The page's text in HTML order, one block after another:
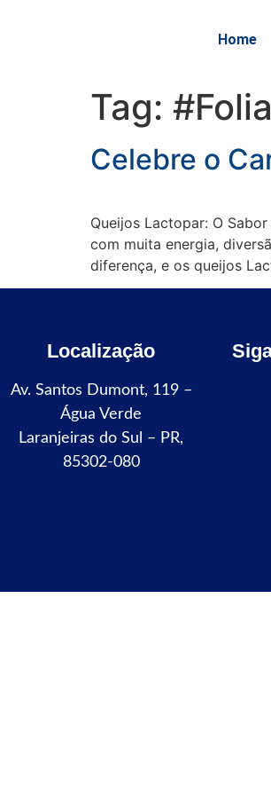
Home
Tag:
Celebre o
Queijos Lactopar: O
com muita energia,
diferença, e os queijos
Localização
Av. Santos Dumont, 119 –
Água Verde
Laranjeiras do Sul – PR,
85302-080